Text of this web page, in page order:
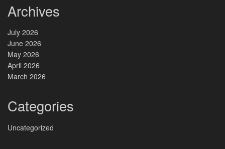
Archives
July 2026
June 2026
May 2026
April 2026
March 2026
Categories
Uncategorized